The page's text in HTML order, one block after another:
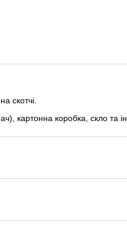
скотчі.
картонна коробка, скло та ін.